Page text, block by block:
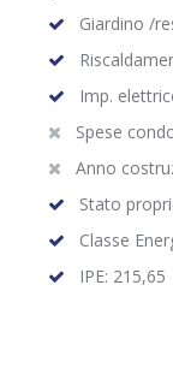
Giardino /
Imp.
Spese
Anno
Stato
Classe
IPE: 215,65